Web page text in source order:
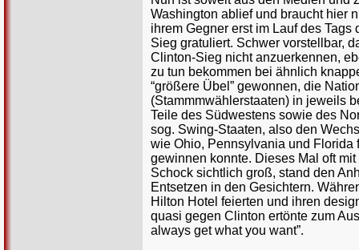
Washington ablief und braucht hier
ihrem Gegner erst im Lauf des
Sieg gratuliert. Schwer vorstellbar,
Clinton-Sieg nicht anzuerkennen,
zu tun bekommen bei ähnlich
“größere Übel” gewonnen, die
(Stammmwählerstaaten) in jeweils
Teile des Südwestens sowie des
sog. Swing-Staaten, also den
wie Ohio, Pennsylvania und Florida
gewinnen konnte. Dieses Mal oft
Schock sichtlich groß, stand den
Entsetzen in den Gesichtern.
Hilton Hotel feierten und ihren
quasi gegen Clinton ertönte zum
always get what you want”.